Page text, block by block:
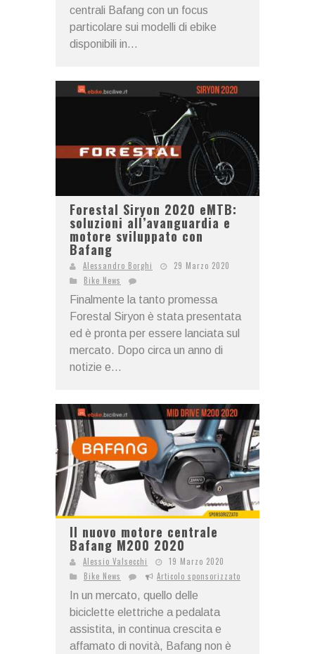
centrali Bafang con un focus
particolare sui modelli di ebike
disponibili in...
Forestal Siryon 2020 eMTB:
soluzioni all’avanguardia e
motore sviluppato con
Bafang
Alessandro Borghi
29 Marzo 2020
Bike News
Finalmente la tanto promessa
Forestal Siryon è stata presentata
ed è pronta per essere lanciata sul
mercato. Dopo circa un anno di
notizie e...
Il nuovo motore centrale
Bafang M200 2020
Alessio Valsecchi
19 Marzo 2020
Bike News
Articolo sponsorizzato
In un mercato, quello delle
biciclette elettriche a pedalata
assistita, in continua crescita e
affamato di novità, Bafang non è